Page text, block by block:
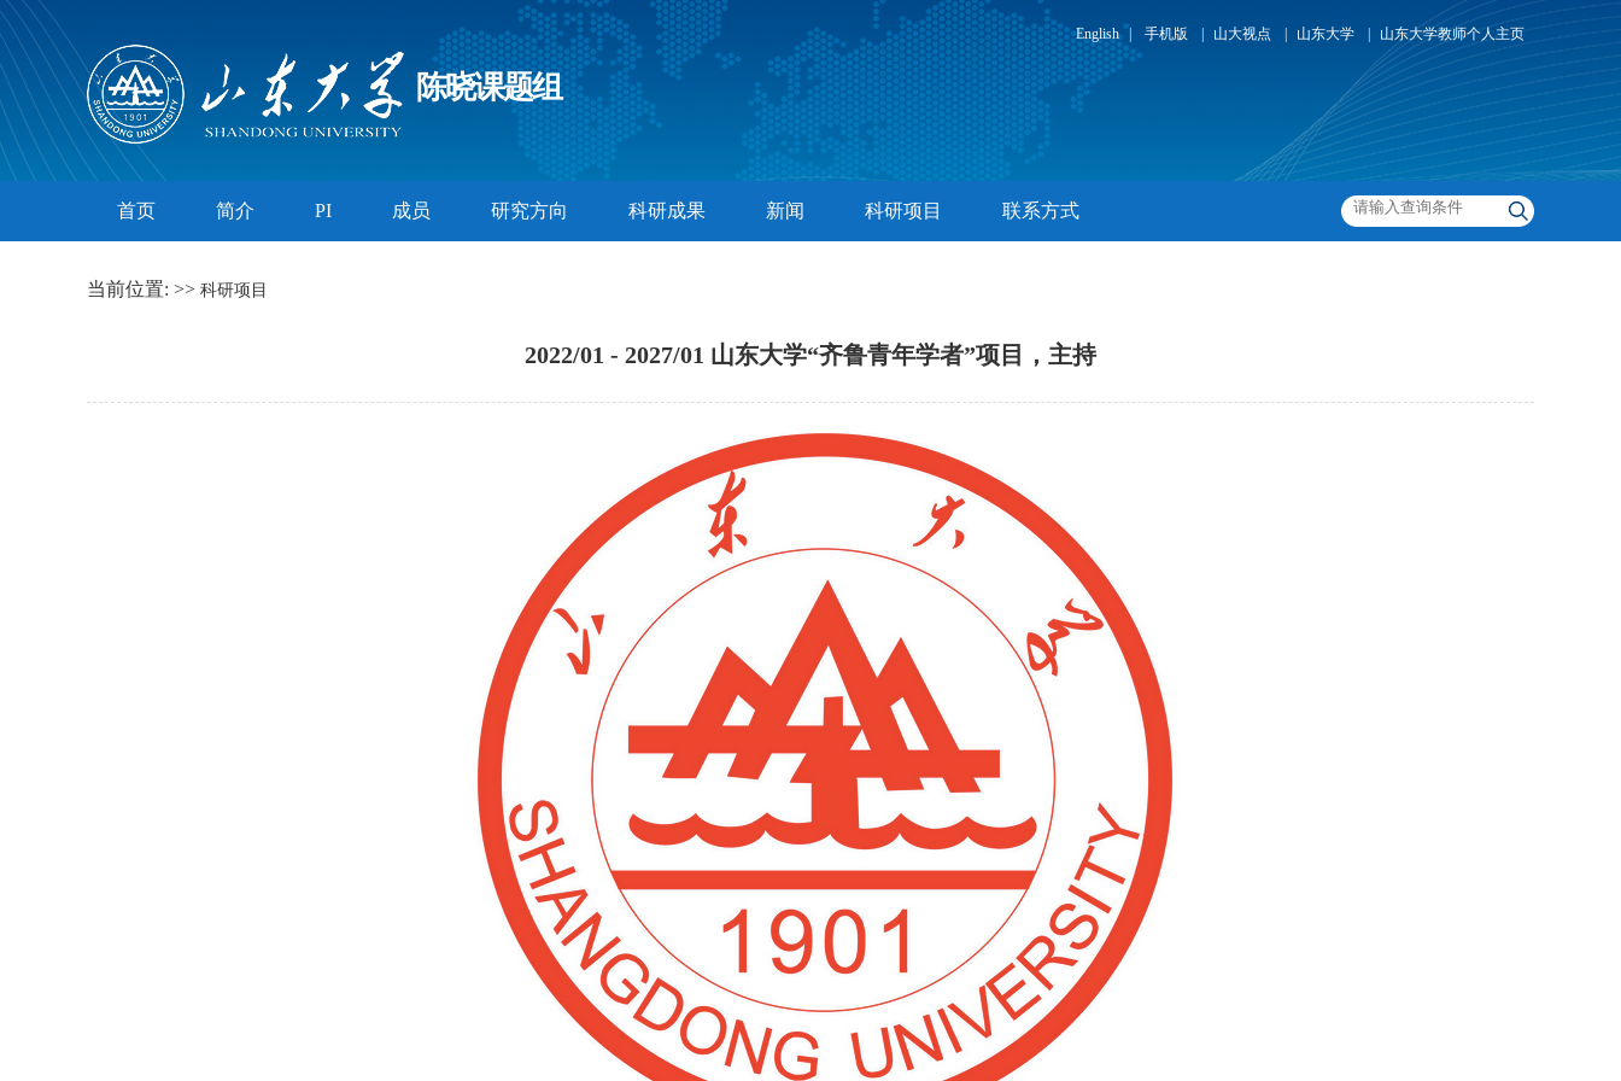
English 手机版 山大视点 山东大学 山东大学教师个人主页
陈晓课题组
首页 简介 PI 成员 研究方向 科研成果 新闻 科研项目 联系方式
当前位置: >> 科研项目
2022/01 - 2027/01 山东大学“齐鲁青年学者”项目，主持